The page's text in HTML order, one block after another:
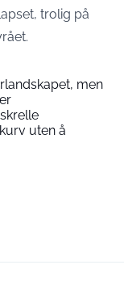
trolig på
men
uten å